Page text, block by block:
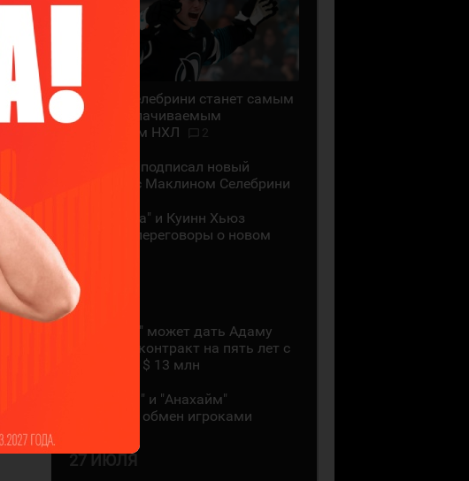
Маклин Селебрини станет самым
высокооплачиваемым
хоккеистом НХЛ
"Сан-Хосе" подписал новый
контракт с Маклином Селебрини
"Миннесота" и Куинн Хьюз
проведут переговоры о новом
28 ИЮЛЯ
"Коламбус" может дать Адаму
Фантилли контракт на пять лет с
зарплатой $ 13 млн
"Монреаль" и "Анахайм"
произвели обмен игроками
27 ИЮЛЯ